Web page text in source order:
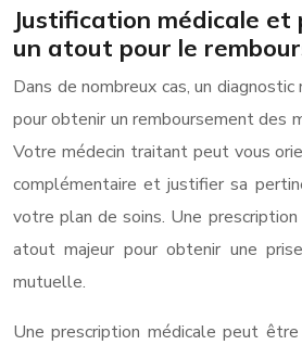
Justification médicale et
un atout pour le
Dans de nombreux cas, un
pour obtenir un remboursement des
Votre médecin traitant peut vous
complémentaire et justifier sa
votre plan de soins. Une
atout majeur pour obtenir une
mutuelle.
Une prescription médicale peut